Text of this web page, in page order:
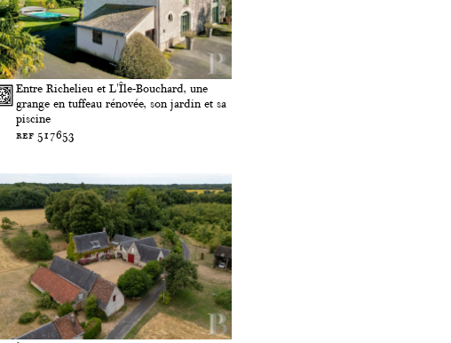
Entre Richelieu et L'Île-Bouchard, une
grange en tuffeau rénovée, son jardin et sa
piscine
ref 517653